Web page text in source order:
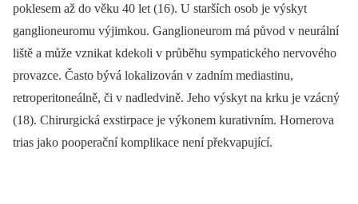
poklesem až do věku 40 let (16). U starších osob je výskyt
ganglioneuromu výjimkou. Ganglioneurom má původ v neurální
liště a může vznikat kdekoli v průběhu sympatického nervového
provazce. Často bývá lokalizován v zadním mediastinu,
retroperitoneálně, či v nadledvině. Jeho výskyt na krku je vzácný
(18). Chirurgická exstirpace je výkonem kurativním. Hornerova
trias jako pooperační komplikace není překvapující.